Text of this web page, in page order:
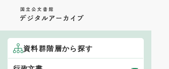
資料群階層から探す